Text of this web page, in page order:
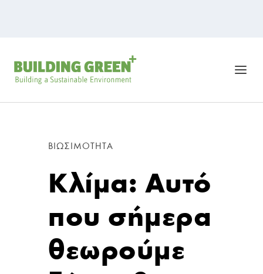
ΒΙΩΣΙΜΌΤΗΤΑ
Κλίμα: Αυτό
που σήμερα
θεωρούμε